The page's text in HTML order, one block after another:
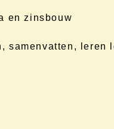
en zinsbouw
samenvatten, leren